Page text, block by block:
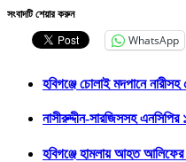
সংবাদটি শেয়ার করুন
WhatsApp
হবিগঞ্জে চোলাই মদপানে
নাসীরুদ্দীন-সারজিসসহ এনসিপির
হবিগঞ্জে হামলায় আহত আলিফের